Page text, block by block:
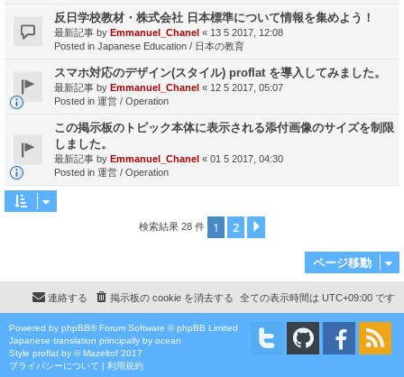
反日学校教材・株式会社 日本標準について情報を集めよう！
最新記事 by Emmanuel_Chanel « 13 5 2017, 12:08
Posted in Japanese Education / 日本の教育
スマホ対応のデザイン(スタイル) proflat を導入してみました。
最新記事 by Emmanuel_Chanel « 12 5 2017, 05:07
Posted in 運営 / Operation
この掲示板のトピック本体に表示される添付画像のサイズを制限
しました。
最新記事 by Emmanuel_Chanel « 01 5 2017, 04:30
Posted in 運営 / Operation
検索結果 28 件 1 2
ページ移動
全ての表示時間は UTC+09:00 です
掲示板の cookie を消去する
連絡する
Powered by phpBB® Forum Software © phpBB Limited
Japanese translation principally by ocean
Style proflat by ©Mazeltof 2017
プライバシーについて | 利用規約